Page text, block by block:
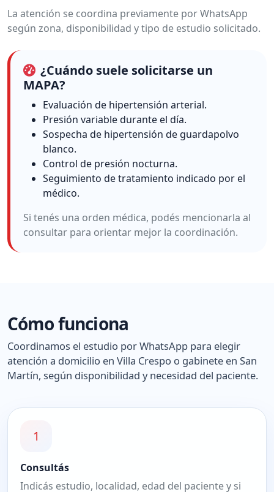
La atención se coordina previamente por WhatsApp
según zona, disponibilidad y tipo de estudio solicitado.
¿Cuándo suele solicitarse un
MAPA?
Evaluación de hipertensión arterial.
Presión variable durante el día.
Sospecha de hipertensión de guardapolvo
blanco.
Control de presión nocturna.
Seguimiento de tratamiento indicado por el
médico.
Si tenés una orden médica, podés mencionarla al
consultar para orientar mejor la coordinación.
Cómo funciona
Coordinamos el estudio por WhatsApp para elegir
atención a domicilio en Villa Crespo o gabinete en San
Martín, según disponibilidad y necesidad del paciente.
1
Consultás
Indicás estudio, localidad, edad del paciente y si